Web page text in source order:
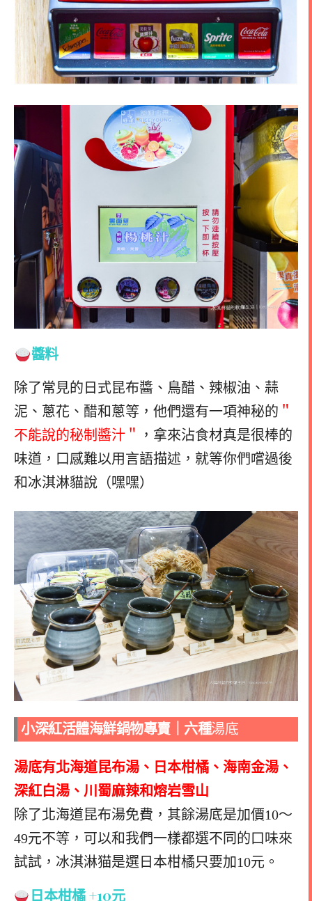
醬料
除了常見的日式昆布醬、鳥醋、辣椒油、蒜
泥、蔥花、醋和蔥等，他們還有一項神秘的 ＂
不能說的秘制醬汁＂
，拿來沾食材真是很棒的
味道，口感難以用言語描述，就等你們嚐過後
和冰淇淋貓說（嘿嘿）
小深紅活體海鮮鍋物專賣｜六種湯底
湯底有北海道昆布湯、日本柑橘、海南金湯、
深紅白湯、川蜀麻辣和熔岩雪山
除了北海道昆布湯免費，其餘湯底是加價10～
49元不等，可以和我們一樣都選不同的口味來
試試， 冰淇淋猫是選日本柑橘只要加10元。
日本柑橘 +10元